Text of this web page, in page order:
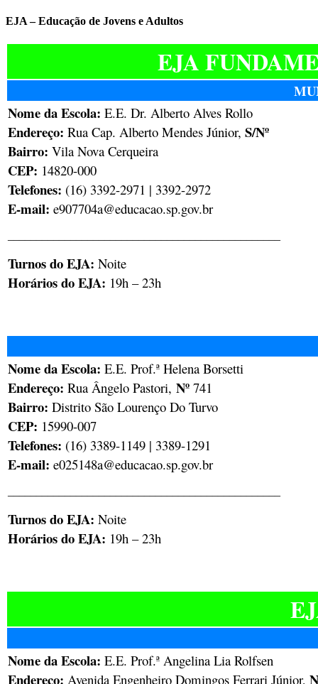
EJA – Educação de Jovens e Adultos
EJA
Nome da Escola: E.E. Dr. Alberto Alves Rollo
Endereço: Rua Cap. Alberto Mendes Júnior, S/Nº
Bairro: Vila Nova Cerqueira
CEP: 14820-000
Telefones: (16) 3392-2971 | 3392-2972
E-mail: e907704a@educacao.sp.gov.br
Turnos do EJA: Noite
Horários do EJA: 19h – 23h
Nome da Escola: E.E. Prof.ª Helena Borsetti
Endereço: Rua Ângelo Pastori, Nº 741
Bairro: Distrito São Lourenço Do Turvo
CEP: 15990-007
Telefones: (16) 3389-1149 | 3389-1291
E-mail: e025148a@educacao.sp.gov.br
Turnos do EJA: Noite
Horários do EJA: 19h – 23h
Nome da Escola: E.E. Prof.ª Angelina Lia Rolfsen
Endereço: Avenida Engenheiro Domingos Ferrari Júnior,